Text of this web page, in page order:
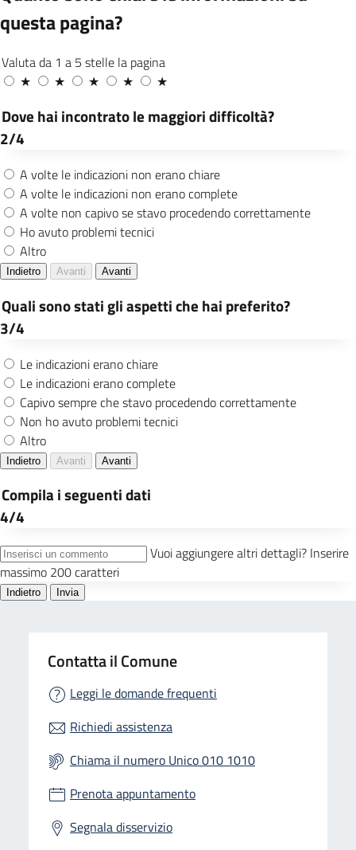
Contatta il Comune
Leggi le domande frequenti
Richiedi assistenza
Chiama il numero Unico 010 1010
Prenota appuntamento
Segnala disservizio